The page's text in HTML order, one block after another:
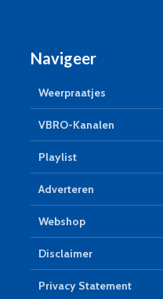
Navigeer
Weerpraatjes
VBRO-Kanalen
Playlist
Adverteren
Webshop
Disclaimer
Privacy Statement